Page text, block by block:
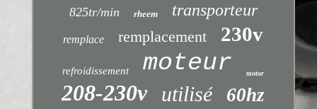
825tr/min rheem transporteur
remplace remplacement 230v
refroidissement moteur motor
208-230v utilisé 60hz